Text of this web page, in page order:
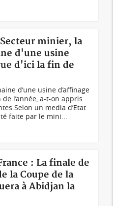
minier, la
d'une usine
d'ici la fin de
d’une usine d’affinage
de l’année, a-t-on appris
un media d’Etat
faite par le mini...
: La finale de
la Coupe de la
à Abidjan la